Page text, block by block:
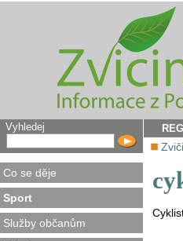
Vyhledej
Co se děje
Sport
Služby občanům